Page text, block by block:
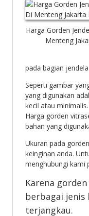
Harga Gorden
Menteng
pada bagian
Seperti gambar
yang digunakan
kecil atau
Harga gorden
bahan yang
Ukuran pada
keinginan anda.
menghubungi kami
Karena
berbagai jenis
terjangkau.